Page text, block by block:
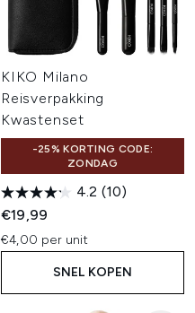
KIKO Milano
Reisverpakking
Kwastenset
-25% KORTING CODE:
ZONDAG
4.2 (10)
€19,99
€4,00 per unit
SNEL KOPEN